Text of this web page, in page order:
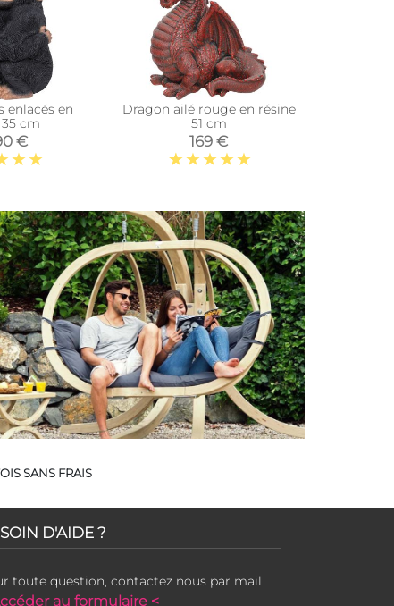
enlacés en
cm
€
Dragon ailé rouge en résine
51 cm
169 €
SANS FRAIS
D'AIDE ?
toute question, contactez nous par mail
au formulaire <